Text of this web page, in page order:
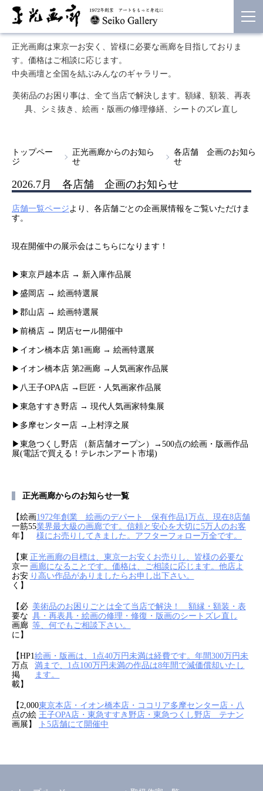
正光画廊は東京一お安く、皆様に必要な画廊を目指しておりま
す。価格はご相談に応じます。
中央画壇と全国を結ぶみんなのギャラリー。
美術品のお困り事は、全て当店で解決します。額縁、額装、再表
具、シミ抜き、絵画・版画の修理修繕、シートのズレ直し
トップペー
ジ
正光画廊からのお知ら
せ
各店舗 企画のお知ら
せ
2026.7月 各店舗 企画のお知らせ
店舗一覧ページより、各店舗ごとの企画展情報をご覧いただけま
す。
現在開催中の展示会はこちらになります！
▶東京戸越本店 → 新入庫作品展
▶盛岡店 → 絵画特選展
▶郡山店 → 絵画特選展
▶前橋店 → 閉店セール開催中
▶イオン橋本店 第1画廊 → 絵画特選展
▶イオン橋本店 第2画廊 →人気画家作品展
▶八王子OPA店 →巨匠・人気画家作品展
▶東急すすき野店 → 現代人気画家特集展
▶多摩センター店 →上村淳之展
▶東急つくし野店 （新店舗オープン）→500点の絵画・版画作品
展(電話で買える！テレホンアート市場)
正光画廊からのお知らせ一覧
【絵画
一筋55
年】
1972年創業 絵画のデパート 保有作品1万点、現在8店舗
業界最大級の画廊です。信頼と安心を大切に5万人のお客
様にお売りしてきました。アフターフォロー万全です。
【東
京一
お安
く】
正光画廊の目標は、東京一お安くお売りし、皆様の必要な
画廊になることです。価格は、ご相談に応じます。他店よ
り高い作品がありましたらお申し出下さい。
【必
要な
画廊
に】
美術品のお困りごとは全て当店で解決！ 額縁・額装・表
具・再表具・絵画の修理・修復・版画のシートズレ直し
等、何でもご相談下さい。
【HP1
万点
掲
載】
絵画・版画は、1点40万円未満は経費です。年間300万円未
満まで、1点100万円未満の作品は8年間で減価償却いたし
ます。
【2,000
点の絵
画展】
東京本店・イオン橋本店・ココリア多摩センター店・八
王子OPA店・東急すすき野店・東急つくし野店 テナン
ト5店舗にて開催中